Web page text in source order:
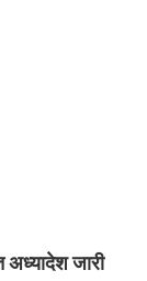
अध्यादेश जारी